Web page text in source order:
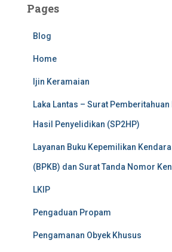
Pages
Blog
Home
Ijin Keramaian
Laka Lantas – Surat
Hasil Penyelidikan (SP2HP)
Layanan Buku Kepemilikan
(BPKB) dan Surat Tanda Nomor
LKIP
Pengaduan Propam
Pengamanan Obyek Khusus